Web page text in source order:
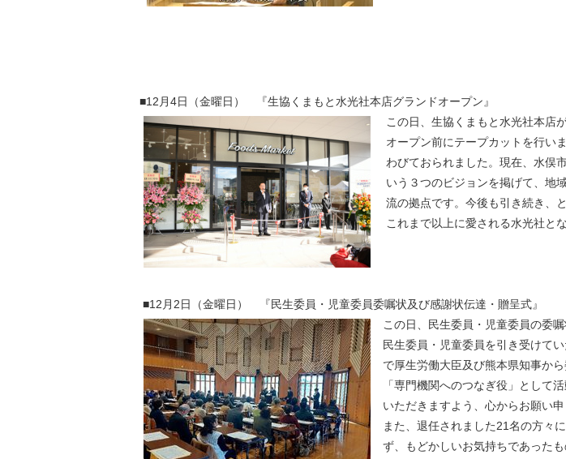
■12月4日（金曜日） 『生協くまもと水光社本店グランドオープン』
この日、生協くまもと水光社本店
オープン前にテープカットを行い
わびておられました。現在、水俣
いう３つのビジョンを掲げて、地
流の拠点です。今後も引き続き、
これまで以上に愛される水光社と
■12月2日（金曜日） 『民生委員・児童委員委嘱状及び感謝状伝達・贈呈式』
この日、民生委員・児童委員の委
民生委員・児童委員を引き受けて
で厚生労働大臣及び熊本県知事か
「専門機関へのつなぎ役」として
いただきますよう、心からお願い申
また、退任されました21名の方々
ず、もどかしいお気持ちであった